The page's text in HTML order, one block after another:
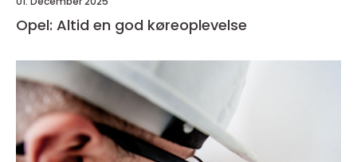
Opel: Altid en god køreoplevelse